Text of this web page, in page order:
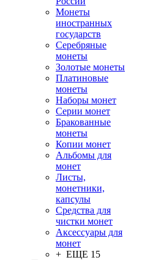
Монеты
иностранных
государств
Серебряные
монеты
Золотые монеты
Платиновые
монеты
Наборы монет
Серии монет
Бракованные
монеты
Копии монет
Альбомы для
монет
Листы,
монетники,
капсулы
Средства для
чистки монет
Аксессуары для
монет
+ ЕЩЕ 15